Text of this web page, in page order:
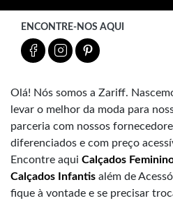
ENCONTRE-NOS AQUI
Olá! Nós somos a Zariff.
levar o melhor da moda para
parceria com nossos
diferenciados e com preço
Encontre aqui Calçados
Calçados Infantis além de
fique à vontade e se precisar